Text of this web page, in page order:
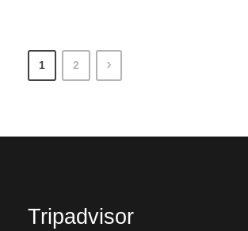
1 2
Tripadvisor